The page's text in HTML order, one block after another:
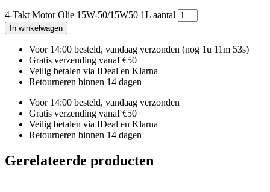
4-Takt Motor Olie 15W-50/15W50 1L aantal
In winkelwagen
Voor 14:00 besteld, vandaag verzonden (nog 1u 11m 52s)
Gratis verzending vanaf €50
Veilig betalen via IDeal en Klarna
Retourneren binnen 14 dagen
Voor 14:00 besteld, vandaag verzonden
Gratis verzending vanaf €50
Veilig betalen via IDeal en Klarna
Retourneren binnen 14 dagen
Gerelateerde producten